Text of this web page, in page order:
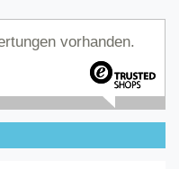
vorhanden.